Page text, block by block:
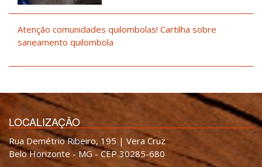
Atenção comunidades quilombolas! Cartilha sobre
saneamento quilombola
LOCALIZAÇÃO
Rua Demétrio Ribeiro, 195 | Vera Cruz
Belo Horizonte - MG - CEP 30285-680